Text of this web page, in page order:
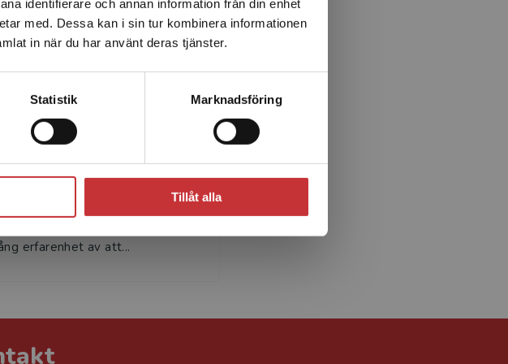
identifierare och annan information från din enhet
med. Dessa kan i sin tur kombinera informationen
in när du har använt deras tjänster.
Statistik Marknadsföring
Tillåt alla
leveranser utanför
måste
mer
Bengt Sandblad
Sandblad är teknologie
doktor och professor emeritus i
erfarenhet av att...